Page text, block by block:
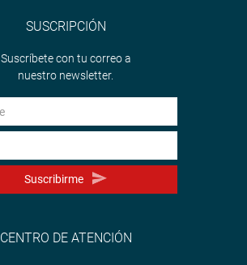
SUSCRIPCIÓN
Suscríbete con tu correo a
nuestro newsletter.
Suscribirme
CENTRO DE ATENCIÓN